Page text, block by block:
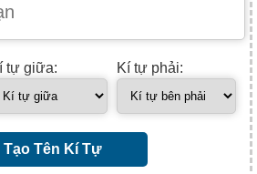
tự giữa: Kí tự phải:
Tạo Tên Kí Tự